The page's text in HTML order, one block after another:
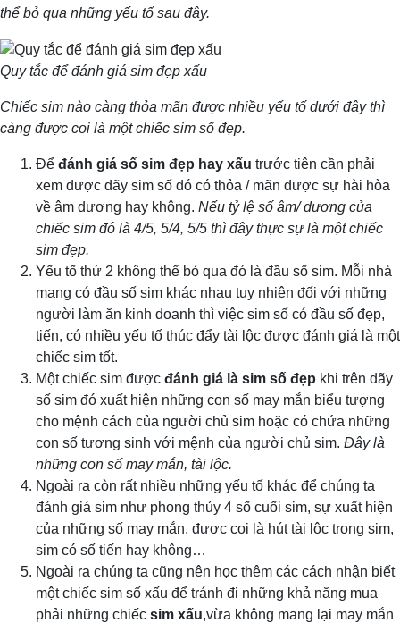
thể bỏ qua những yếu tố sau đây.
Quy tắc để đánh giá sim đẹp xấu
Chiếc sim nào càng thỏa mãn được nhiều yếu tố dưới đây thì
càng được coi là một chiếc sim số đẹp.
Để đánh giá số sim đẹp hay xấu trước tiên cần phải
xem được dãy sim số đó có thỏa / mãn được sự hài hòa
về âm dương hay không. Nếu tỷ lệ số âm/ dương của
chiếc sim đó là 4/5, 5/4, 5/5 thì đây thực sự là một chiếc
sim đẹp.
Yếu tố thứ 2 không thể bỏ qua đó là đầu số sim. Mỗi nhà
mạng có đầu số sim khác nhau tuy nhiên đối với những
người làm ăn kinh doanh thì việc sim số có đầu số đẹp,
tiến, có nhiều yếu tố thúc đẩy tài lộc được đánh giá là một
chiếc sim tốt.
Một chiếc sim được đánh giá là sim số đẹp khi trên dãy
số sim đó xuất hiện những con số may mắn biểu tượng
cho mệnh cách của người chủ sim hoặc có chứa những
con số tương sinh với mệnh của người chủ sim. Đây là
những con số may mắn, tài lộc.
Ngoài ra còn rất nhiều những yếu tố khác để chúng ta
đánh giá sim như phong thủy 4 số cuối sim, sự xuất hiện
của những số may mắn, được coi là hút tài lộc trong sim,
sim có số tiến hay không…
Ngoài ra chúng ta cũng nên học thêm các cách nhận biết
một chiếc sim số xấu để tránh đi những khả năng mua
phải những chiếc sim xấu,vừa không mang lại may mắn